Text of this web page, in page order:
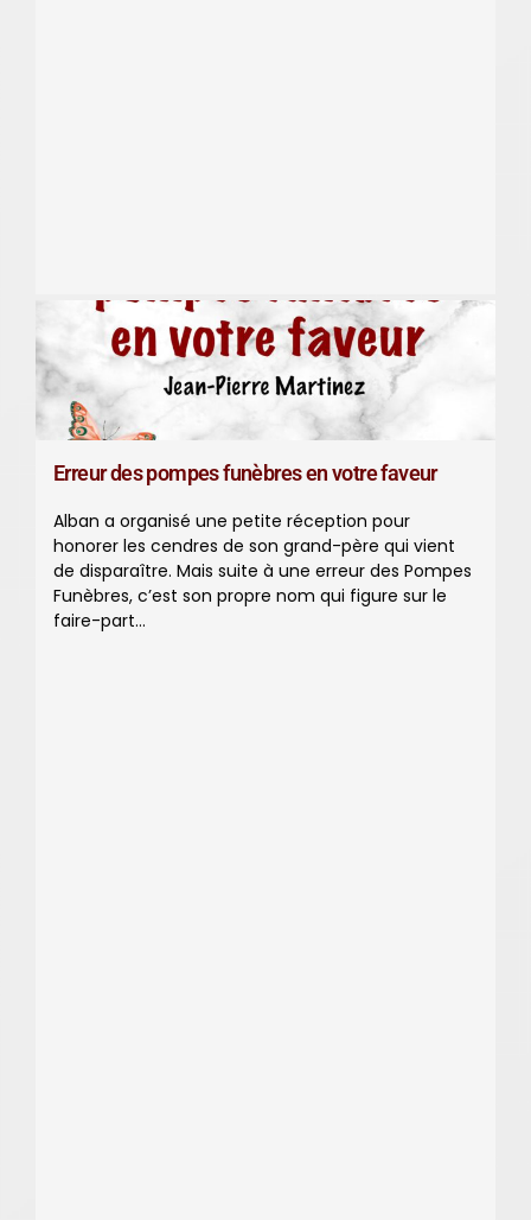
Erreur des pompes funèbres en votre faveur
Alban a organisé une petite réception pour
honorer les cendres de son grand-père qui vient
de disparaître. Mais suite à une erreur des Pompes
Funèbres, c’est son propre nom qui figure sur le
faire-part…